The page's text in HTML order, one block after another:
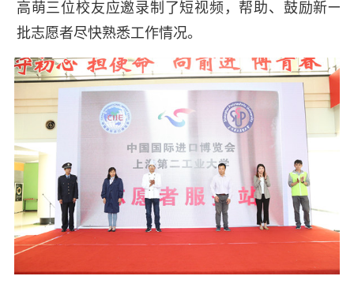
高萌三位校友应邀录制了短视频，帮助、鼓励新一
批志愿者尽快熟悉工作情况。